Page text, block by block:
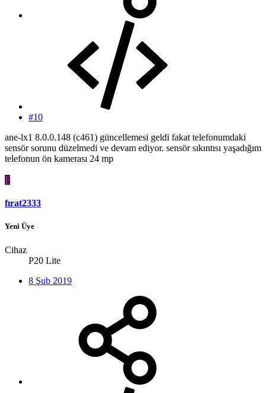
#10
ane-lx1 8.0.0.148 (c461) güncellemesi geldi fakat telefonumdaki
sensör sorunu düzelmedi ve devam ediyor. sensör sıkıntısı yaşadığım
telefonun ön kamerası 24 mp
F
fırat2333
Yeni Üye
Cihaz
P20 Lite
8 Şub 2019